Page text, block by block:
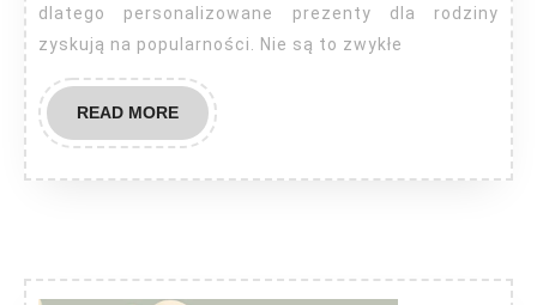
dlatego personalizowane prezenty dla rodziny
zyskują na popularności. Nie są to zwykłe
READ MOREREAD
MORE